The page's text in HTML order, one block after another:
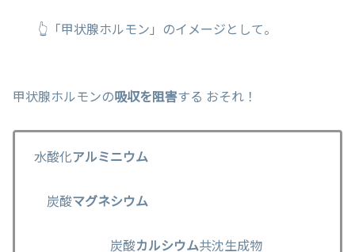
👆「甲状腺ホルモン」のイメージとして。
甲状腺ホルモンの吸収を阻害する おそれ！
水酸化アルミニウム
炭酸マグネシウム
炭酸カルシウム共沈生成物